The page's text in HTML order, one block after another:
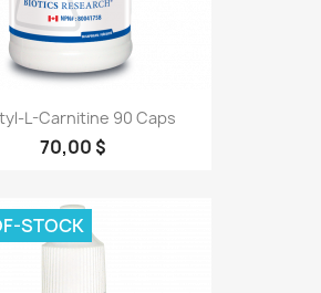
L-Carnitine 90 Caps
70,00 $
STOCK